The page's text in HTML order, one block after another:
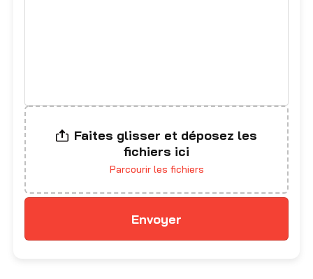
Faites glisser et déposez les
fichiers ici
Parcourir les fichiers